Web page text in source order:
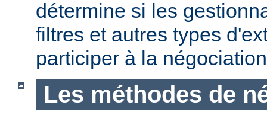
détermine si les
filtres et autres types
participer à la
Les méthodes de